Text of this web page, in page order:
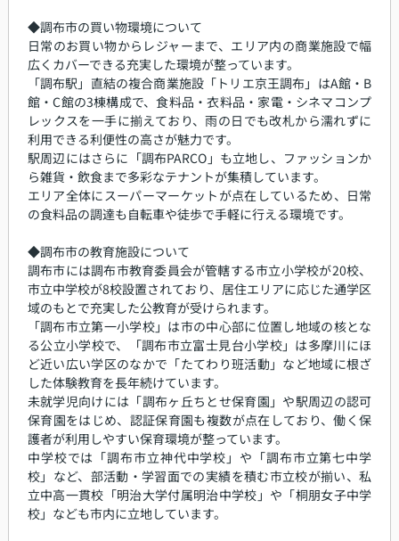
◆調布市の買い物環境について
日常のお買い物からレジャーまで、エリア内の商業施設で幅
広くカバーできる充実した環境が整っています。
「調布駅」直結の複合商業施設「トリエ京王調布」はA館・B
館・C館の3棟構成で、食料品・衣料品・家電・シネマコンプ
レックスを一手に揃えており、雨の日でも改札から濡れずに
利用できる利便性の高さが魅力です。
駅周辺にはさらに「調布PARCO」も立地し、ファッションか
ら雑貨・飲食まで多彩なテナントが集積しています。
エリア全体にスーパーマーケットが点在しているため、日常
の食料品の調達も自転車や徒歩で手軽に行える環境です。
◆調布市の教育施設について
調布市には調布市教育委員会が管轄する市立小学校が20校、
市立中学校が8校設置されており、居住エリアに応じた通学区
域のもとで充実した公教育が受けられます。
「調布市立第一小学校」は市の中心部に位置し地域の核とな
る公立小学校で、「調布市立富士見台小学校」は多摩川にほ
ど近い広い学区のなかで「たてわり班活動」など地域に根ざ
した体験教育を長年続けています。
未就学児向けには「調布ヶ丘ちとせ保育園」や駅周辺の認可
保育園をはじめ、認証保育園も複数が点在しており、働く保
護者が利用しやすい保育環境が整っています。
中学校では「調布市立神代中学校」や「調布市立第七中学
校」など、部活動・学習面での実績を積む市立校が揃い、私
立中高一貫校「明治大学付属明治中学校」や「桐朋女子中学
校」なども市内に立地しています。